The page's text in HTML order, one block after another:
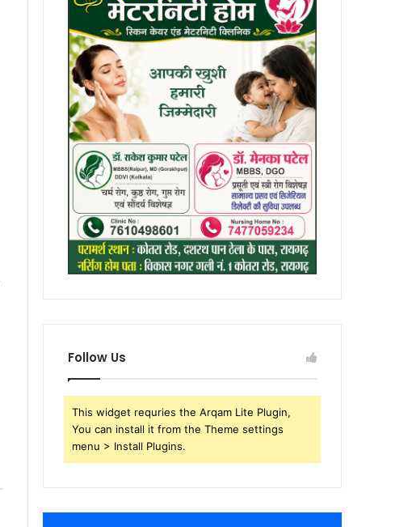
Follow Us
This widget requries the Arqam Lite Plugin,
You can install it from the Theme settings
menu > Install Plugins.